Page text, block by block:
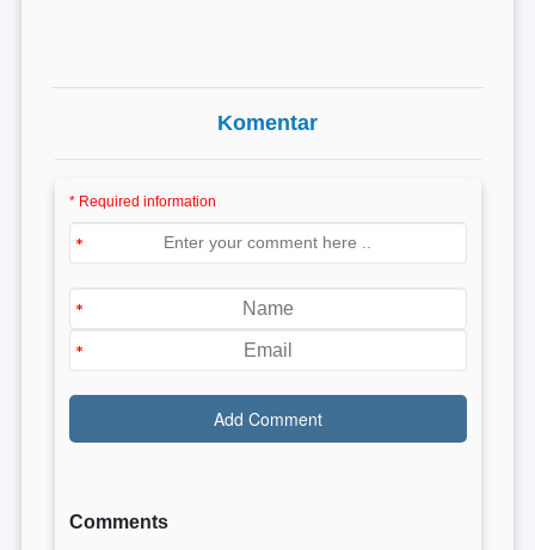
Komentar
* Required information
Comments